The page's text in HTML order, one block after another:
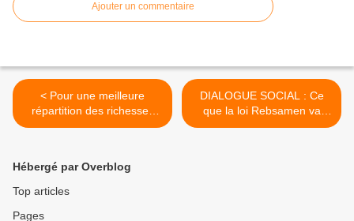
Ajouter un commentaire
< Pour une meilleure
répartition des richesses
créées. Une solution,
DIALOGUE SOCIAL : Ce
que la loi Rebsamen va
changer. >
Hébergé par Overblog
Top articles
Pages